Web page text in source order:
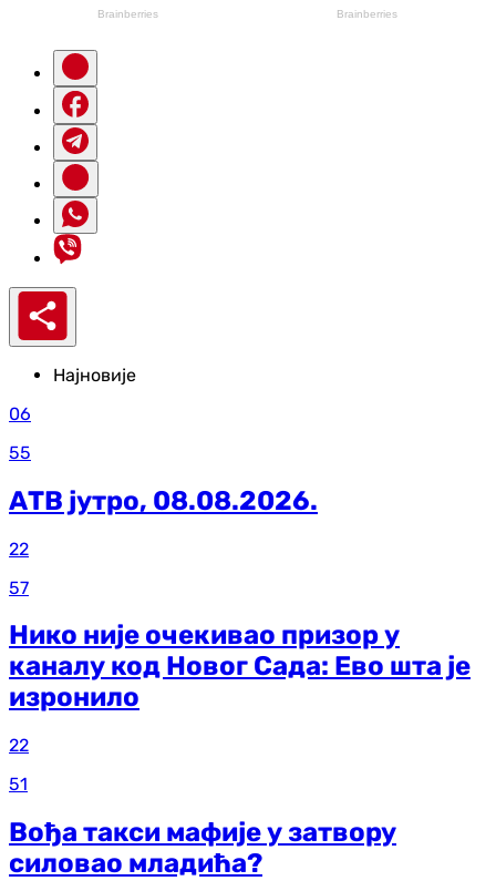
Најновије
06
55
АТВ јутро, 08.08.2026.
22
57
Нико није очекивао призор у
каналу код Новог Сада: Ево шта је
изронило
22
51
Вођа такси мафије у затвору
силовао младића?